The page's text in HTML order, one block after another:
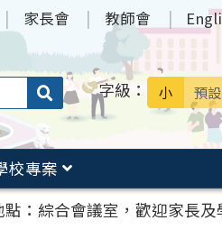
家長會 教師會
搜
送出 字級： 小 預設
校專案
：綜合會議室，歡迎家長及